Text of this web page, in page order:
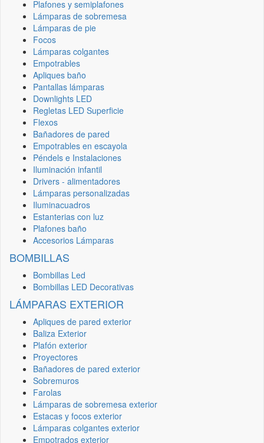
Plafones y semiplafones
Lámparas de sobremesa
Lámparas de pie
Focos
Lámparas colgantes
Empotrables
Apliques baño
Pantallas lámparas
Downlights LED
Regletas LED Superficie
Flexos
Bañadores de pared
Empotrables en escayola
Péndels e Instalaciones
Iluminación infantil
Drivers - alimentadores
Lámparas personalizadas
Iluminacuadros
Estanterias con luz
Plafones baño
Accesorios Lámparas
BOMBILLAS
Bombillas Led
Bombillas LED Decorativas
LÁMPARAS EXTERIOR
Apliques de pared exterior
Baliza Exterior
Plafón exterior
Proyectores
Bañadores de pared exterior
Sobremuros
Farolas
Lámparas de sobremesa exterior
Estacas y focos exterior
Lámparas colgantes exterior
Empotrados exterior